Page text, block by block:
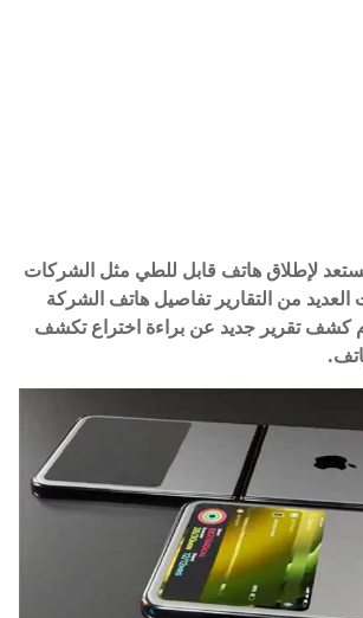
لإطلاق هاتف قابل للطي مثل الشركات
من التقارير تفاصيل هاتف الشركة
كشف تقرير جديد عن براءة اختراع تكشف